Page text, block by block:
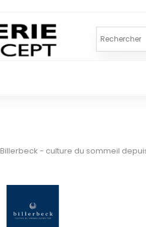
Billerbeck - culture du sommeil depuis